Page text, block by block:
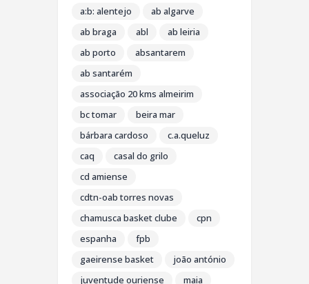
a:b: alentejo
ab algarve
ab braga
abl
ab leiria
ab porto
absantarem
ab santarém
associação 20 kms almeirim
bc tomar
beira mar
bárbara cardoso
c.a.queluz
caq
casal do grilo
cd amiense
cdtn-oab torres novas
chamusca basket clube
cpn
espanha
fpb
gaeirense basket
joão antónio
juventude ouriense
maia